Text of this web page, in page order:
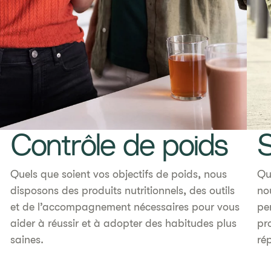
Contrôle de poids
Quels que soient vos objectifs de poids, nous
disposons des produits nutritionnels, des outils
et de l’accompagnement nécessaires pour vous
aider à réussir et à adopter des habitudes plus
saines.